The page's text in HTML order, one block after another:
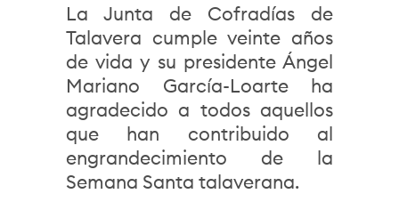
La Junta de Cofradías de
Talavera cumple veinte años
de vida y su presidente Ángel
Mariano García-Loarte ha
agradecido a todos aquellos
que han contribuido al
engrandecimiento de la
Semana Santa talaverana.